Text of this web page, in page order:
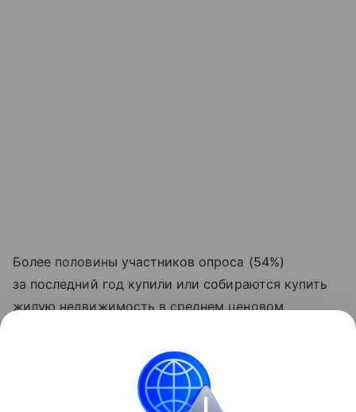
Более половины участников опроса (54%)
за последний год купили или собираются купить
жилую недвижимость в среднем ценовом
респондентов. Жилье премиум-класса купили или
собираются купить всего 3% опрошенных россиян.